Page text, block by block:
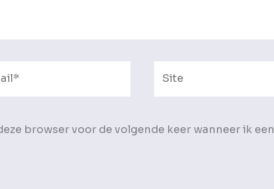
browser voor de volgende keer wanneer ik een